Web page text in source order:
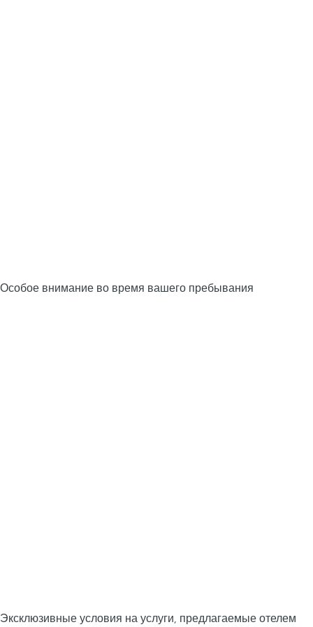
Особое внимание во время вашего пребывания
Эксклюзивные условия на услуги, предлагаемые отелем